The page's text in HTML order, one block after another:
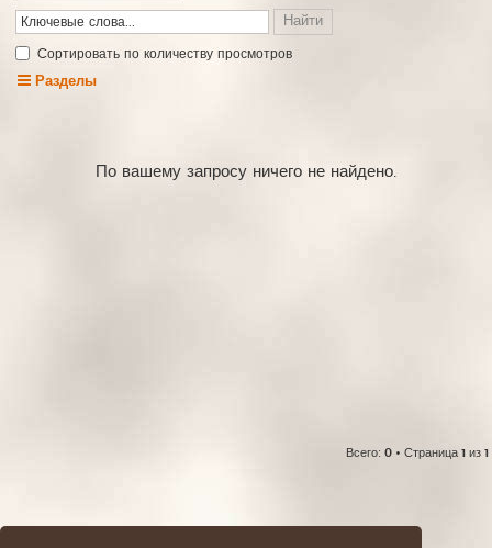
Cортировать по количеству просмотров
Разделы
По вашему запросу ничего не найдено.
Всего: 0 • Страница 1 из 1